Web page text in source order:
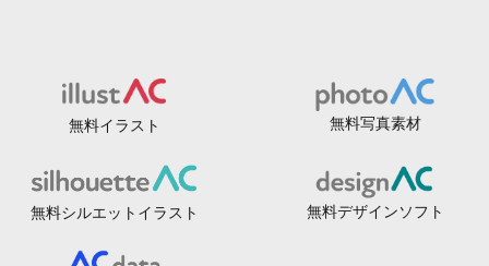
無料イラスト 無料写真素材
無料シルエットイラスト 無料デザインソフト